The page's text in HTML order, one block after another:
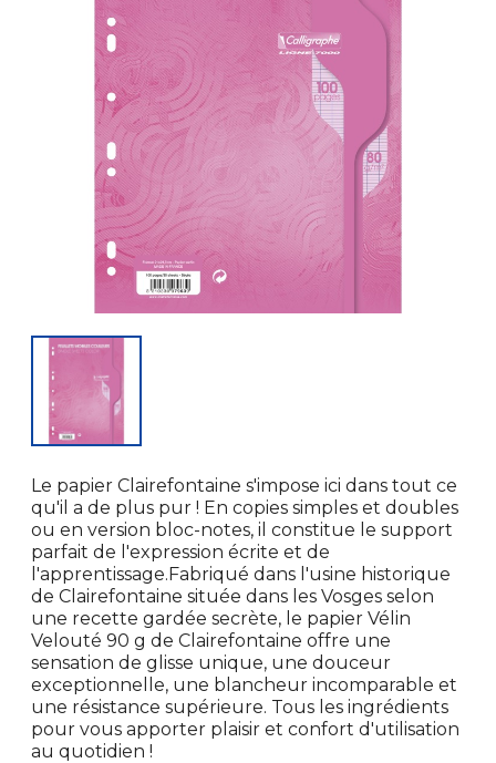
Le papier Clairefontaine s'impose ici dans tout ce
qu'il a de plus pur ! En copies simples et doubles
ou en version bloc-notes, il constitue le support
parfait de l'expression écrite et de
l'apprentissage.Fabriqué dans l'usine historique
de Clairefontaine située dans les Vosges selon
une recette gardée secrète, le papier Vélin
Velouté 90 g de Clairefontaine offre une
sensation de glisse unique, une douceur
exceptionnelle, une blancheur incomparable et
une résistance supérieure. Tous les ingrédients
pour vous apporter plaisir et confort d'utilisation
au quotidien !